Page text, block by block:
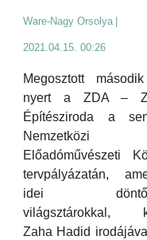
Ware-Nagy Orsolya
2021.04.15. 00:26
Megosztott
nyert a ZDA –
Építésziroda a
Nemzetközi
Előadóművészeti
tervpályázatán,
idei
világsztárokkal,
Zaha Hadid